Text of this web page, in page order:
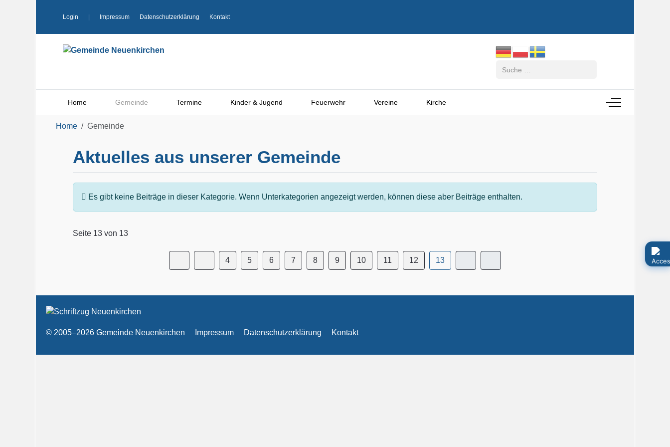
Login Impressum Datenschutzerklärung Kontakt
Home Gemeinde Termine Kinder & Jugend Feuerwehr Vereine Kirche Off-Canvas
Home Gemeinde
Aktuelles aus unserer Gemeinde
Information
Es gibt keine Beiträge in dieser Kategorie. Wenn Unterkategorien angezeigt werden, können diese aber Beiträge enthalten.
Seite 13 von 13
4 5 6 7 8 9 10 11 12 13
© 2005–2026 Gemeinde Neuenkirchen Impressum Datenschutzerklärung Kontakt